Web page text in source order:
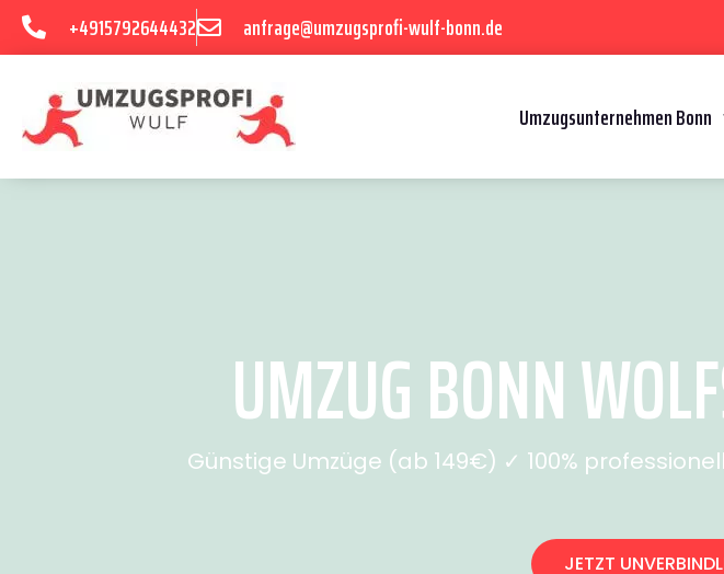
+4915792644432 anfrage@umzugsprofi-wulf-bonn.de
Umzugsunternehmen Bonn
UMZUG BONN
Günstige Umzüge (ab 149€) ✓ 100%
JETZT